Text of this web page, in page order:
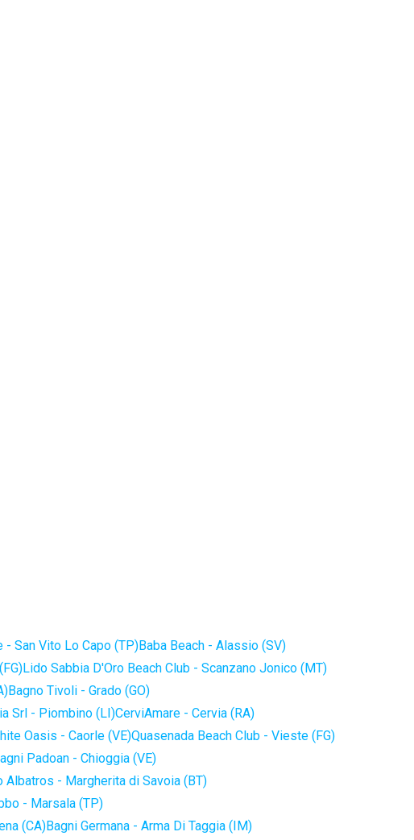
- San Vito Lo Capo (TP)Baba Beach - Alassio (SV)
Lido Sabbia D'Oro Beach Club - Scanzano Jonico (MT)
Bagno Tivoli - Grado (GO)
Srl - Piombino (LI)CerviAmare - Cervia (RA)
Oasis - Caorle (VE)Quasenada Beach Club - Vieste (FG)
Padoan - Chioggia (VE)
Albatros - Margherita di Savoia (BT)
- Marsala (TP)
(CA)Bagni Germana - Arma Di Taggia (IM)